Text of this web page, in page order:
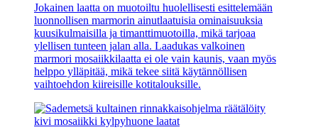
Jokainen laatta on muotoiltu huolellisesti esittelemään
luonnollisen marmorin ainutlaatuisia ominaisuuksia
kuusikulmaisilla ja timanttimuotoilla, mikä tarjoaa
ylellisen tunteen jalan alla. Laadukas valkoinen
marmori mosaiikkilaatta ei ole vain kaunis, vaan myös
helppo ylläpitää, mikä tekee siitä käytännöllisen
vaihtoehdon kiireisille kotitalouksille.